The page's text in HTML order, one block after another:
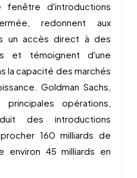
fenêtre d'introductions
redonnent aux
un accès direct à des
et témoignent d'une
la capacité des marchés
Goldman Sachs,
opérations,
des introductions
160 milliards de
environ 45 milliards en